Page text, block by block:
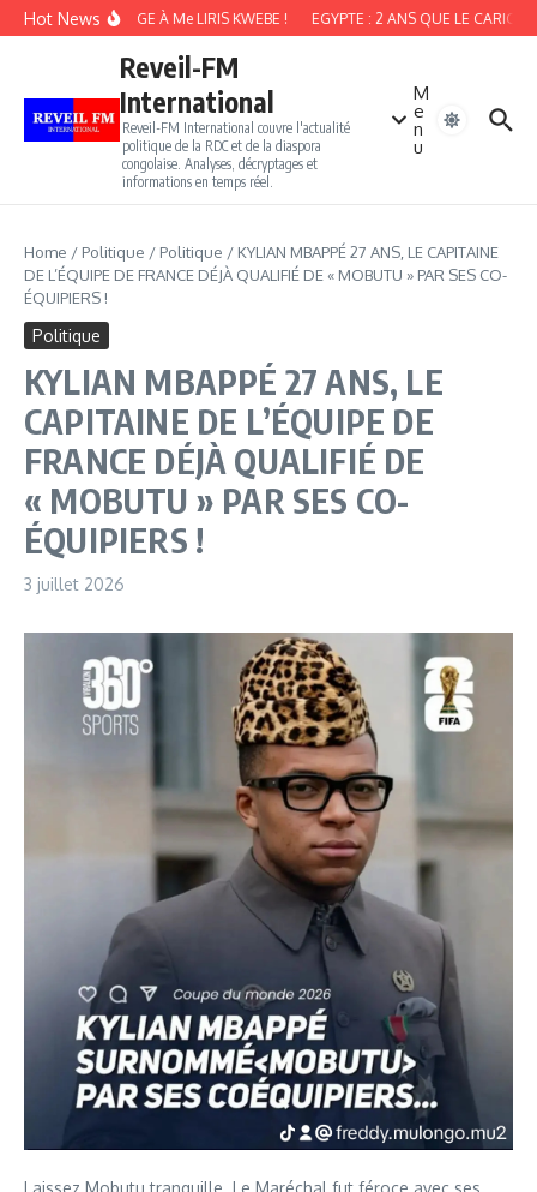
Aller au contenu
Hot News
HOMMAGE À Me LIRIS KWEBE ! EGYPTE : 2 ANS QUE LE
Reveil-FM
International
Reveil-FM International couvre l'actualité
politique de la RDC et de la diaspora
congolaise. Analyses, décryptages et
informations en temps réel.
M
e
n
u
Home / Politique / Politique / KYLIAN MBAPPÉ 27 ANS, LE CAPITAINE
DE L’ÉQUIPE DE FRANCE DÉJÀ QUALIFIÉ DE « MOBUTU » PAR SES CO-
ÉQUIPIERS !
Politique
KYLIAN MBAPPÉ 27 ANS, LE
CAPITAINE DE L’ÉQUIPE DE
FRANCE DÉJÀ QUALIFIÉ DE
« MOBUTU » PAR SES CO-
ÉQUIPIERS !
3 juillet 2026
Laissez Mobutu tranquille. Le Maréchal fut féroce avec ses